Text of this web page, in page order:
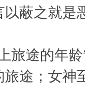
蔽之就是
旅途的年
途；女神